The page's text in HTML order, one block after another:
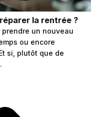
la rentrée ?
un nouveau
ou encore
si, plutôt que de